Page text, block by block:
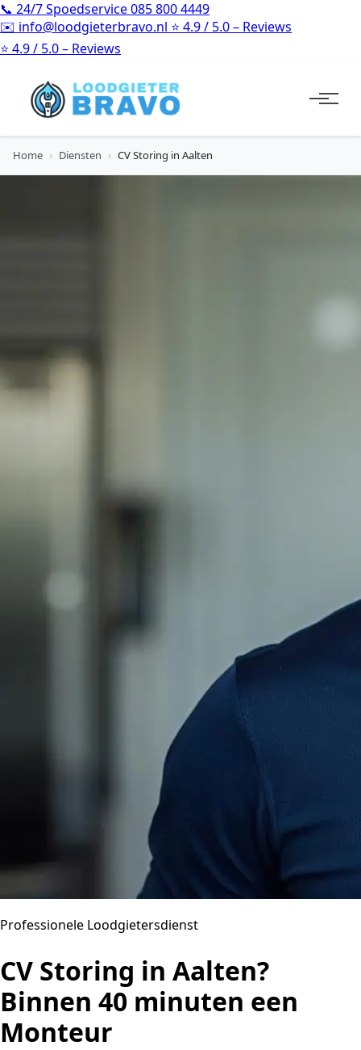
📞 24/7 Spoedservice085 800 4449
✉️ info@loodgieterbravo.nl ⭐ 4.9 / 5.0 – Reviews
⭐ 4.9 / 5.0 – Reviews
Home › Diensten › CV Storing in Aalten
Professionele Loodgietersdienst
CV Storing in Aalten?
Binnen 40 minuten een
Monteur